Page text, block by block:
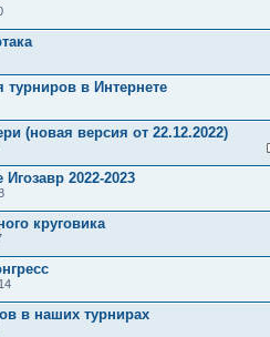
в Интернете
(новая версия от 22.12.2022)
2022-2023
круговика
в наших турнирах